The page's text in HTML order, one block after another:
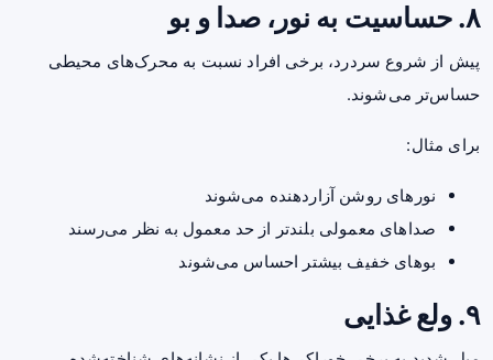
۸. حساسیت به نور، صدا و بو
پیش از شروع سردرد، برخی افراد نسبت به محرک‌های محیطی
حساس‌تر می‌شوند.
برای مثال:
نورهای روشن آزاردهنده می‌شوند
صداهای معمولی بلندتر از حد معمول به نظر می‌رسند
بوهای خفیف بیشتر احساس می‌شوند
۹. ولع غذایی